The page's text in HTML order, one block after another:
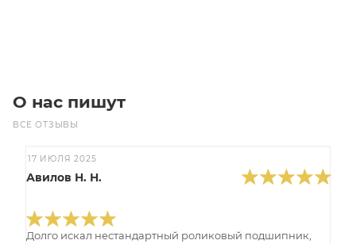
О нас пишут
ВСЕ ОТЗЫВЫ
17 ИЮЛЯ 2025
Авилов Н. Н.
Долго искал нестандартный роликовый подшипник,